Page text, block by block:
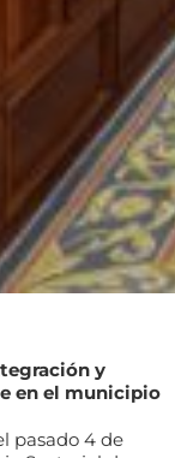
y
en el municipio
pasado 4 de